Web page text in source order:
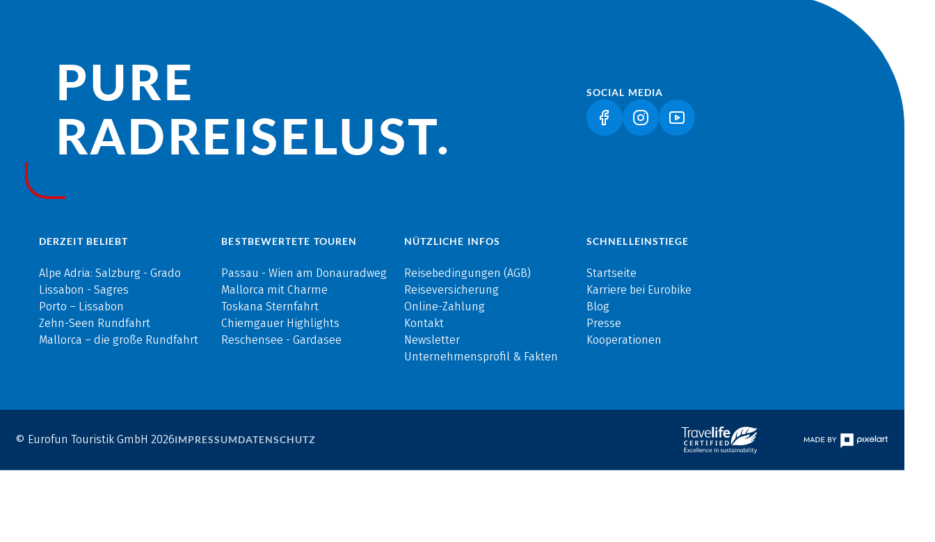
PURE
RADREISE­LUST.
SOCIAL MEDIA
(LINK ÖFFNET IN NEUEM TAB)
(LINK ÖFFNET IN NEUEM TAB)
(LINK ÖFFNET IN NEUEM TAB)
DERZEIT BELIEBT
Alpe Adria: Salzburg - Grado
Lissabon - Sagres
Porto – Lissabon
Zehn-Seen Rundfahrt
Mallorca – die große Rundfahrt
BESTBEWERTETE TOUREN
Passau - Wien am Donauradweg
Mallorca mit Charme
Toskana Sternfahrt
Chiemgauer Highlights
Reschensee - Gardasee
NÜTZLICHE INFOS
Reisebedingungen (AGB)
Reiseversicherung
Online-Zahlung
Kontakt
Newsletter
Unternehmensprofil & Fakten
SCHNELLEINSTIEGE
Startseite
Karriere bei Eurobike
Blog
Presse
Kooperationen
© Eurofun Touristik GmbH 2026IMPRESSUMDATENSCHUTZ